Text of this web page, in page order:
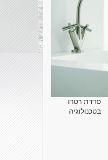
סדרת רטרו
בטכנולוגיה